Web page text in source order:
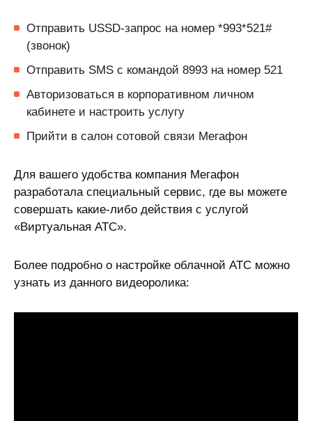
Отправить USSD-запрос на номер *993*521#
(звонок)
Отправить SMS с командой 8993 на номер 521
Авторизоваться в корпоративном личном
кабинете и настроить услугу
Прийти в салон сотовой связи Мегафон
Для вашего удобства компания Мегафон
разработала специальный сервис, где вы можете
совершать какие-либо действия с услугой
«Виртуальная АТС».
Более подробно о настройке облачной АТС можно
узнать из данного видеоролика: